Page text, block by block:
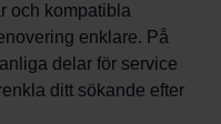
och kompatibla
enklare. På
delar för service
ditt sökande efter